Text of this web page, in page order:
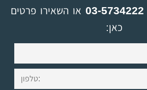
03-5734222 או השאירו פרטים
כאן: